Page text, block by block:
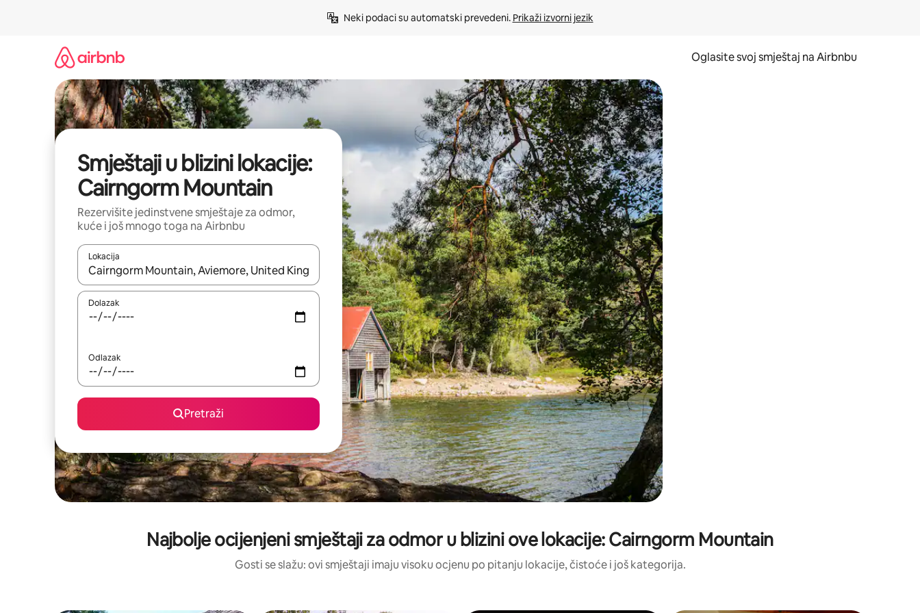
Neki podaci su automatski prevedeni. Prikaži izvorni jezik
Oglasite svoj smještaj na Airbnbu
Smještaji u blizini lokacije:
Cairngorm Mountain
Rezervišite jedinstvene smještaje za odmor,
kuće i još mnogo toga na Airbnbu
Lokacija
Kad rezultati budu dostupni, krećite se gore i dolje pomoću strelica ili ih pregledajte dodirom ili povlačenjem prsta.
Dolazak
Odlazak
Pretraži
Najbolje ocijenjeni smještaji za odmor u blizini ove lokacije: Cairngorm Mountain
Gosti se slažu: ovi smještaji imaju visoku ocjenu po pitanju lokacije, čistoće i još kategorija.